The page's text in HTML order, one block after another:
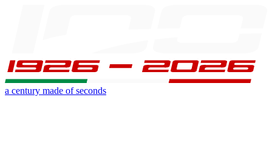
a century made of seconds